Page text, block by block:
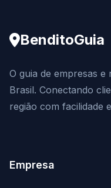
BenditoGuia
O guia de empresas
Brasil. Conectando
região com facilidade
Empresa